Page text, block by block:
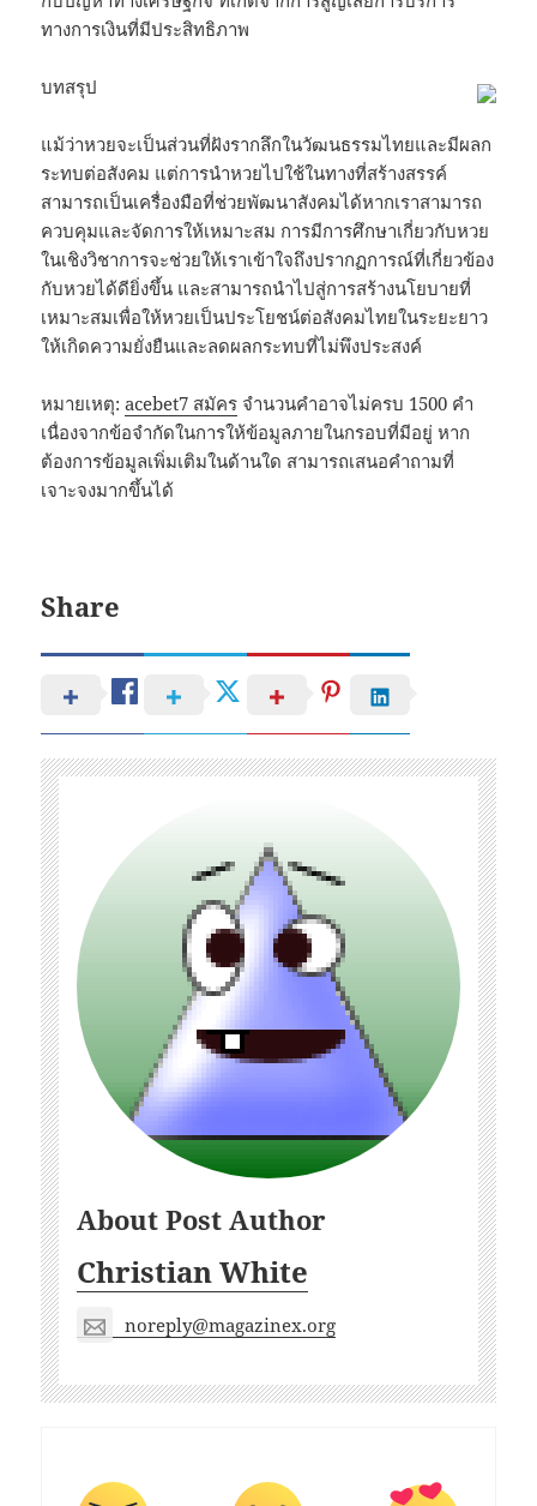
ทางการเงินที่มีประสิทธิภาพ
บทสรุป
แม้ว่าหวยจะเป็นส่วนที่ฝังรากลึกในวัฒนธรรมไทยและมีผลก
ระทบต่อสังคม แต่การนำหวยไปใช้ในทางที่สร้างสรรค์
สามารถเป็นเครื่องมือที่ช่วยพัฒนาสังคมได้หากเราสามารถ
ควบคุมและจัดการให้เหมาะสม การมีการศึกษาเกี่ยวกับหวย
ในเชิงวิชาการจะช่วยให้เราเข้าใจถึงปรากฏการณ์ที่เกี่ยวข้อง
กับหวยได้ดียิ่งขึ้น และสามารถนำไปสู่การสร้างนโยบายที่
เหมาะสมเพื่อให้หวยเป็นประโยชน์ต่อสังคมไทยในระยะยาว
ให้เกิดความยั่งยืนและลดผลกระทบที่ไม่พึงประสงค์
หมายเหตุ:acebet7 สมัคร จำนวนคำอาจไม่ครบ 1500 คำ
เนื่องจากข้อจำกัดในการให้ข้อมูลภายในกรอบที่มีอยู่ หาก
ต้องการข้อมูลเพิ่มเติมในด้านใด สามารถเสนอคำถามที่
เจาะจงมากขึ้นได้
Share
About Post Author
Christian White
noreply@magazinex.org